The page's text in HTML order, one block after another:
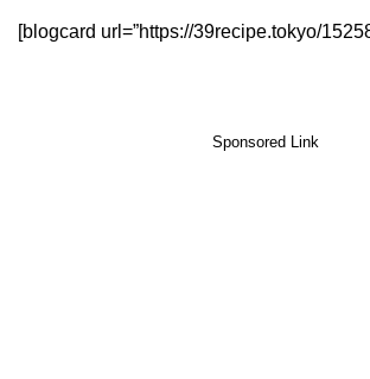
[blogcard url=”https://39recipe.tokyo/
Sponsored Link